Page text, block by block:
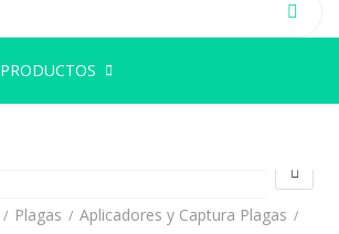
PRODUCTOS
Plagas
Aplicadores y Captura Plagas